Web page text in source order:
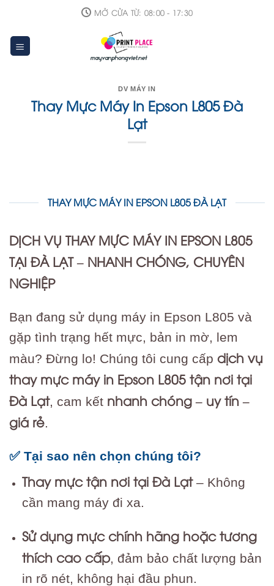
content
MỞ CỬA TỪ: 08:00 - 17:30
DV MÁY IN
Thay Mực Máy In Epson L805 Đà
Lạt
THAY MỰC MÁY IN EPSON L805 ĐÀ LẠT
DỊCH VỤ THAY MỰC MÁY IN EPSON L805
TẠI ĐÀ LẠT – NHANH CHÓNG, CHUYÊN
NGHIỆP
Bạn đang sử dụng máy in Epson L805 và
gặp tình trạng hết mực, bản in mờ, lem
màu? Đừng lo! Chúng tôi cung cấp dịch vụ
thay mực máy in Epson L805 tận nơi tại
Đà Lạt, cam kết nhanh chóng – uy tín –
giá rẻ.
✅ Tại sao nên chọn chúng tôi?
Thay mực tận nơi tại Đà Lạt– Không
cần mang máy đi xa.
Sử dụng mực chính hãng hoặc tương
thích cao cấp, đảm bảo chất lượng bản
in rõ nét, không hại đầu phun.